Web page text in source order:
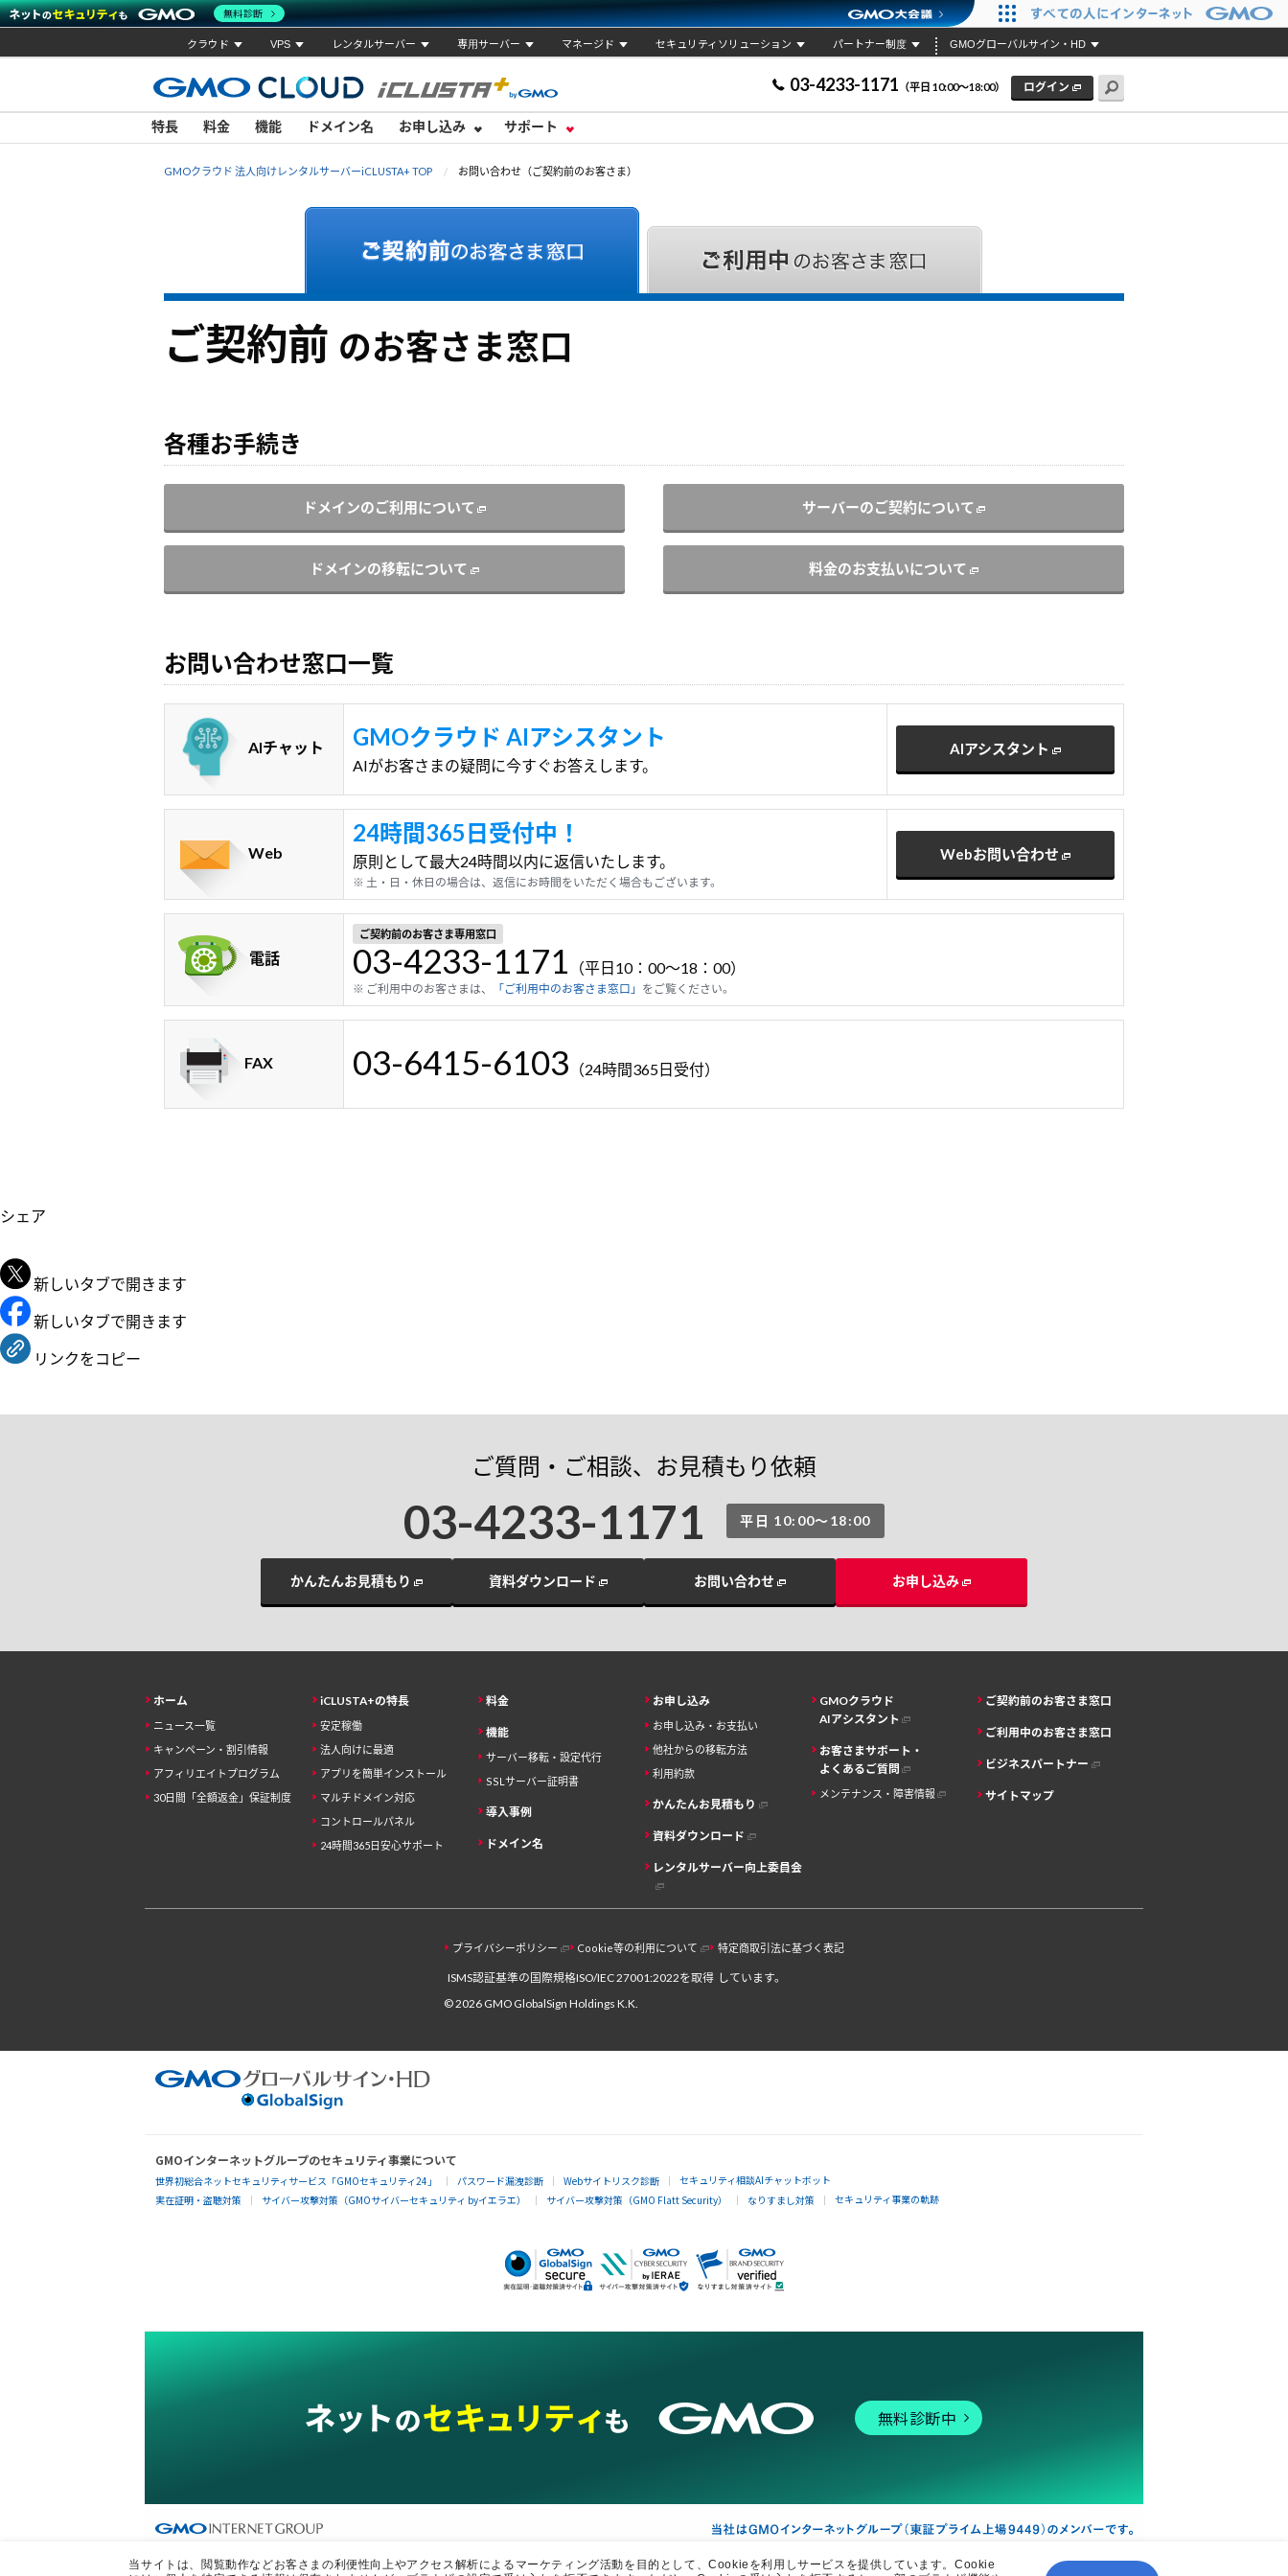
当サイトは、閲覧動作などお客さまの利便性向上やアクセス解析によるマーケティング活動を目的として、Cookieを利用しサービスを提供しています。Cookie
クラウド VPS レンタルサーバー 専用サーバー マネージド セキュリティソリューション パートナー制度 GMOグローバルサイン・HD
03-4233-1171 （平日 10:00〜18:00） ログイン
特長 料金 機能 ドメイン名 お申し込み サポート
GMOクラウド 法人向けレンタルサーバーiCLUSTA+ TOP お問い合わせ（ご契約前のお客さま）
ご契約前 のお客さま窓口
各種お手続き
ドメインのご利用について サーバーのご契約について
ドメインの移転について 料金のお支払いについて
お問い合わせ窓口一覧
AIチャット GMOクラウド AIアシスタント
AIがお客さまの疑問に今すぐお答えします。
AIアシスタント
Web
24時間365日受付中！
原則として最大24時間以内に返信いたします。
※ 土・日・休日の場合は、返信にお時間をいただく場合もございます。
Webお問い合わせ
電話
ご契約前のお客さま専用窓口
03-4233-1171 （平日10：00～18：00）
※ ご利用中のお客さまは、 「ご利用中のお客さま窓口」 をご覧ください。
FAX 03-6415-6103 （24時間365日受付）
シェア
新しいタブで開きます
新しいタブで開きます
リンクをコピー
ご質問・ご相談、お見積もり依頼
03-4233-1171 平日 10:00〜18:00
かんたんお見積もり 資料ダウンロード お問い合わせ お申し込み
ホーム
ニュース一覧
キャンペーン・割引情報
アフィリエイトプログラム
30日間「全額返金」保証制度
iCLUSTA+の特長
安定稼働
法人向けに最適
アプリを簡単インストール
マルチドメイン対応
コントロールパネル
24時間365日安心サポート
料金
機能
サーバー移転・設定代行
SSLサーバー証明書
導入事例
ドメイン名
お申し込み
お申し込み・お支払い
他社からの移転方法
利用約款
かんたんお見積もり
資料ダウンロード
レンタルサーバー向上委員会
GMOクラウド
AIアシスタント
お客さまサポート・
よくあるご質問
メンテナンス・障害情報
ご契約前のお客さま窓口
ご利用中のお客さま窓口
ビジネスパートナー
サイトマップ
プライバシーポリシー Cookie等の利用について 特定商取引法に基づく表記
ISMS認証基準の国際規格ISO/IEC 27001:2022を取得 しています。
© 2026 GMO GlobalSign Holdings K.K.
GMOインターネットグループのセキュリティ事業について
世界初総合ネットセキュリティサービス「GMOセキュリティ24」 パスワード漏洩診断 Webサイトリスク診断
セキュリティ相談AIチャットボット
実在証明・盗聴対策
サイバー攻撃対策（GMOサイバーセキュリティ byイエラエ） サイバー攻撃対策（GMO Flatt Security） なりすまし対策 セキュリティ事業の軌跡
無料診断中
グループサービス
無料診断